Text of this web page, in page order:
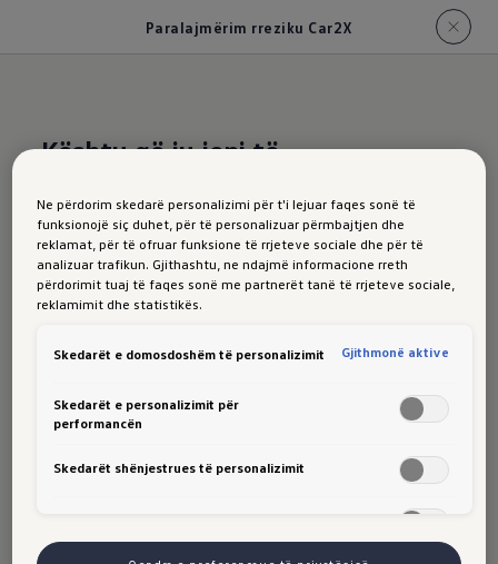
Paralajmërim rreziku Car2X
Kështu që ju jeni të
Paralajmërimii
rrezikut(Car2X)i ID.5
Paralajmërimi i rrezikut opsional
paralajmërojë për kantieret e ndërtimit ose
automjetet e urgjencës që afrohen, për
Përveç kësaj, automjetet meparalajmërime
Ne përdorim skedarë personalizimi për t'i lejuar faqes sonë të
funksionojë siç duhet, për të personalizuar përmbajtjen dhe
reklamat, për të ofruar funksione të rrjeteve sociale dhe për të
analizuar trafikun. Gjithashtu, ne ndajmë informacione rreth
përdorimit tuaj të faqes sonë me partnerët tanë të rrjeteve sociale,
reklamimit dhe statistikës.
Skedarët e domosdoshëm të personalizimit Gjithmonë aktive
Skedarët e personalizimit për
performancën
Skedarët shënjestrues të personalizimit